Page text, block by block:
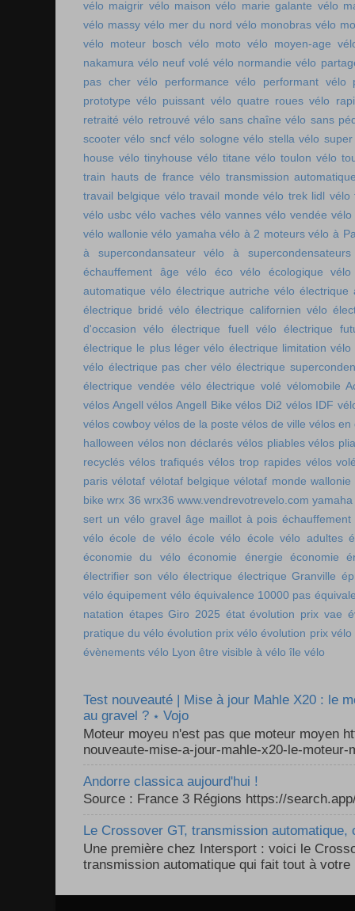
vélo maigrir vélo maison vélo marie galante vélo
vélo massy vélo mer du nord vélo monobras vélo
vélo moteur bosch vélo moto vélo moyen-age
nakamura vélo neuf volé vélo normandie vélo
pas cher vélo performance vélo performant vélo
prototype vélo puissant vélo quatre roues vélo
retraité vélo retrouvé vélo sans chaîne vélo sans
scooter vélo sncf vélo sologne vélo stella vélo
house vélo tinyhouse vélo titane vélo toulon vélo
train hauts de france vélo transmission
travail belgique vélo travail monde vélo trek lidl vélo
vélo usbc vélo vaches vélo vannes vélo vendée vélo
vélo wallonie vélo yamaha vélo à 2 moteurs vélo à
à supercondansateur
vélo à supercondensateurs
échauffement âge
vélo éco vélo écologique
automatique vélo électrique autriche vélo électrique
électrique bridé vélo électrique californien vélo
d'occasion
vélo électrique fuell
vélo électrique
électrique le plus léger vélo électrique limitation vélo
vélo électrique pas cher vélo électrique
électrique vendée vélo électrique volé vélomobile
vélos Angell vélos Angell Bike vélos Di2 vélos IDF
vélos cowboy vélos de la poste vélos de ville vélos en
halloween vélos non déclarés vélos pliables vélos
recyclés vélos trafiqués vélos trop rapides vélos
paris vélotaf vélotaf belgique vélotaf monde wallonie
bike wrx 36 wrx36 www.vendrevotrevelo.com
sert un vélo gravel âge maillot à pois
vélo école de vélo école vélo école vélo adultes
économie du vélo
économie énergie
économie
électrifier son vélo électrique électrique Granville
vélo équipement vélo équivalence 10000 pas
natation étapes Giro 2025 état évolution prix vae
pratique du vélo évolution prix vélo évolution prix
évènements vélo Lyon être visible à vélo île vélo
Test nouveauté | Mise à jour Mahle X20 : le
au gravel ? ⋆ Vojo
Moteur moyeu n'est pas que moteur moyen
nouveaute-mise-a-jour-mahle-x20-le-
Andorre classica aujourd'hui !
Source : France 3 Régions https://
Le Crossover GT, transmission automatique,
Une première chez Intersport : voici le
transmission automatique qui fait tout à